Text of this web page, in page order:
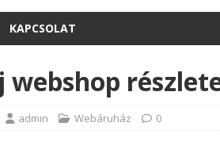
KAPCSOLAT
webshop
admin Webáruház 0